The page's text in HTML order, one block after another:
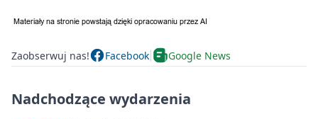
Zaobserwuj nas! Facebook Google News
Nadchodzące wydarzenia